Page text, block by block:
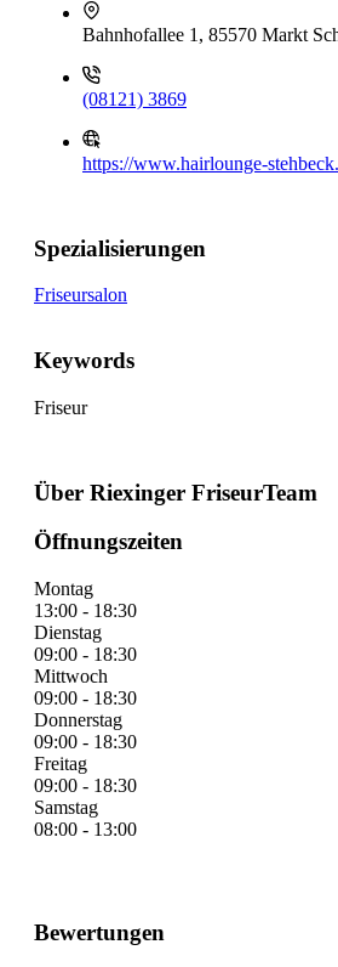
Bahnhofallee 1, 85570 Markt
(08121) 3869
https://www.hairlounge-
Spezialisierungen
Friseursalon
Keywords
Friseur
Über Riexinger FriseurTeam
Öffnungszeiten
Montag
13:00 - 18:30
Dienstag
09:00 - 18:30
Mittwoch
09:00 - 18:30
Donnerstag
09:00 - 18:30
Freitag
09:00 - 18:30
Samstag
08:00 - 13:00
Bewertungen